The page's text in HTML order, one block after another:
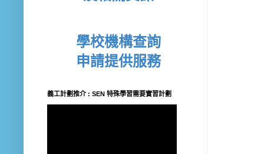
學校機構查詢
申請提供服務
義工計劃推介 : SEN 特殊學習需要實習計劃